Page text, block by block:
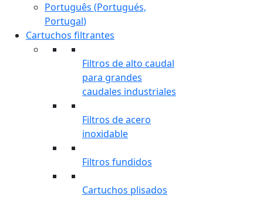
Português (Portugués,
Portugal)
Cartuchos filtrantes
Filtros de alto caudal
para grandes
caudales industriales
Filtros de acero
inoxidable
Filtros fundidos
Cartuchos plisados